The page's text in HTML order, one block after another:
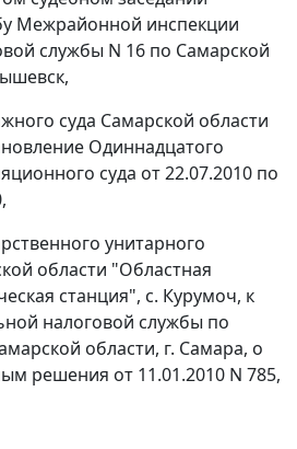
Межрайонной инспекции
службы N 16 по Самарской
суда Самарской области
Одиннадцатого
суда от 22.07.2010 по
унитарного
области "Областная
станция", с. Курумоч, к
налоговой службы по
области, г. Самара, о
решения от 11.01.2010 N 785,